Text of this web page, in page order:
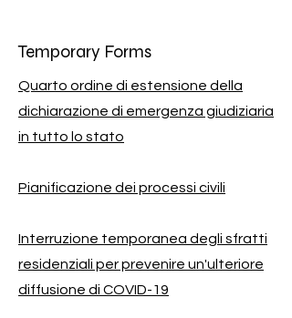
Temporary Forms
Quarto ordine di estensione della
dichiarazione di emergenza giudiziaria
in tutto lo stato
Pianificazione dei processi civili
Interruzione temporanea degli sfratti
residenziali per prevenire un'ulteriore
diffusione di COVID-19